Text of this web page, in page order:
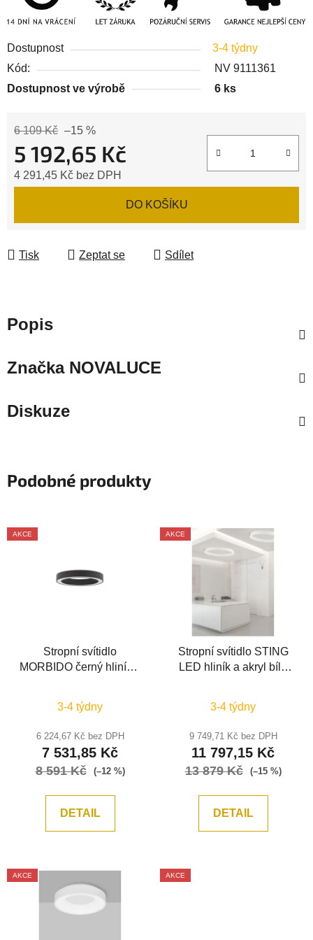
Dostupnost
3-4 týdny
Kód:
NV 9111361
Dostupnost ve výrobě
6 ks
6 109 Kč –15 %
5 192,65 Kč
4 291,45 Kč bez DPH
DO KOŠÍKU
Tisk Zeptat se Sdílet
Popis
ZnačkaNOVALUCE
Diskuze
Podobné produkty
AKCE
Stropní svítidlo
MORBIDO černý hliník a
dálkového ovládání
NOVA LUCE
3-4 týdny
6 224,67 Kč bez DPH
7 531,85 Kč
8 591 Kč (–12 %)
DETAIL
AKCE
Stropní svítidlo STING
LED hliník a akryl bílá
driver D100 H7.8 120st.
NOVA LUCE
3-4 týdny
9 749,71 Kč bez DPH
11 797,15 Kč
13 879 Kč (–15 %)
DETAIL
AKCE AKCE